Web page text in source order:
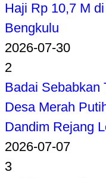
Haji Rp 10,7 M
Bengkulu
2026-07-30
2
Badai Sebabkan
Desa Merah
Dandim Rejang
2026-07-07
3